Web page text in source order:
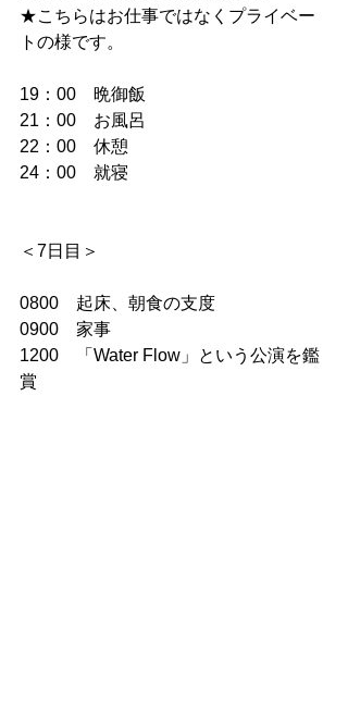
★こちらはお仕事ではなくプライベー
トの様です。
19：00　晩御飯
21：00　お風呂
22：00　休憩
24：00　就寝
＜7日目＞
0800　起床、朝食の支度
0900　家事
1200　「Water Flow」という公演を鑑
賞